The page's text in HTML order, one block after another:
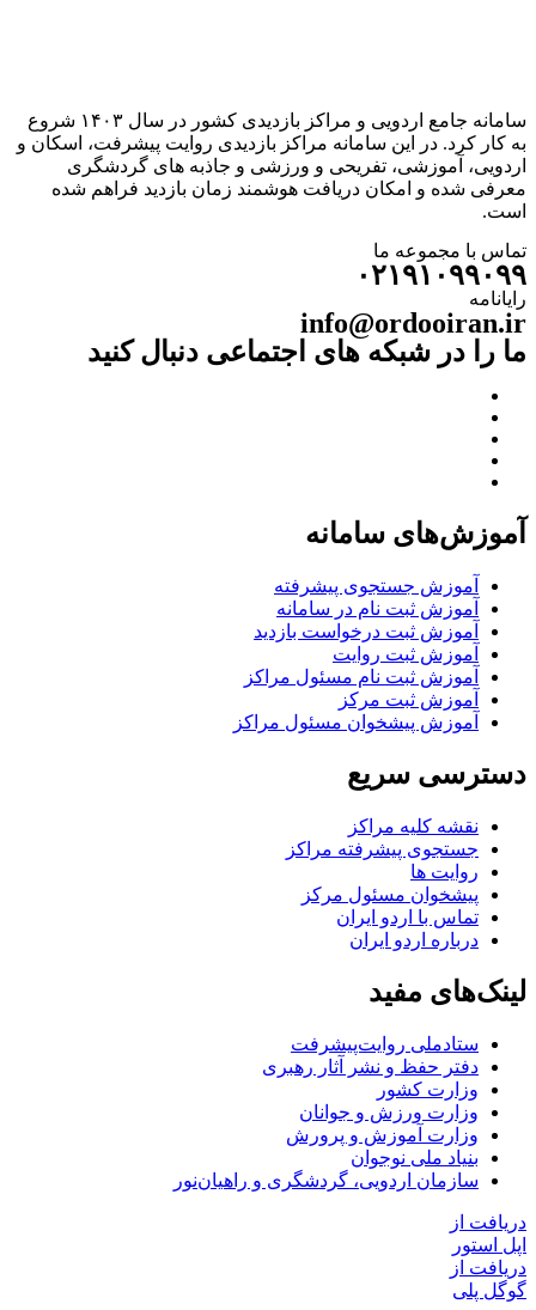
سامانه جامع اردویی و مراکز بازدیدی کشور در سال ۱۴۰۳ شروع
به کار کرد. در این سامانه مراکز بازدیدی روایت پیشرفت، اسکان و
اردویی، آموزشی، تفریحی و ورزشی و جاذبه های گردشگری
معرفی شده و امکان دریافت هوشمند زمان بازدید فراهم شده
است.
تماس با مجموعه ما
۰۲۱۹۱۰۹۹۰۹۹
رایانامه
info@ordooiran.ir
ما را در شبکه های اجتماعی دنبال کنید
آموزش‌های سامانه
آموزش جستجوی پیشرفته
آموزش ثبت نام در سامانه
آموزش ثبت درخواست بازدید
آموزش ثبت روایت
آموزش ثبت نام مسئول مراکز
آموزش ثبت مرکز
آموزش پیشخوان مسئول مراکز
دسترسی سریع
نقشه کلیه مراکز
جستجوی پیشرفته مراکز
روایت ها
پیشخوان مسئول مرکز
تماس با اردو ایران
درباره اردو ایران
لینک‌های مفید
ستاد‌ملی روایت‌پیشرفت
دفتر حفظ و نشر آثار رهبری
وزارت کشور
وزارت ورزش و جوانان
وزارت آموزش و پرورش
بنیاد ملی نوجوان
سازمان اردویی، گردشگری و راهیان‌نور
دریافت از
اپل استور
دریافت از
گوگل پلی